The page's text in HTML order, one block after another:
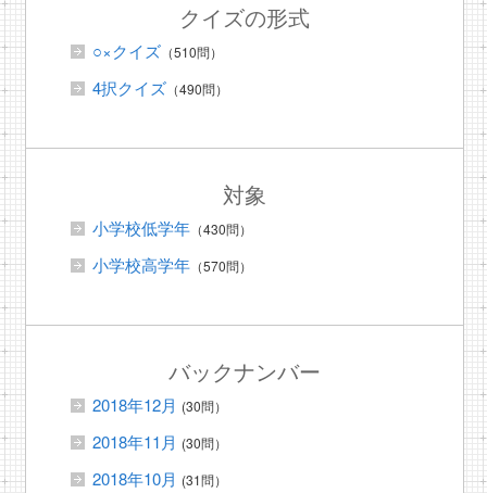
クイズの形式
○×クイズ（510問）
4択クイズ（490問）
対象
小学校低学年（430問）
小学校高学年（570問）
バックナンバー
2018年12月 (30問）
2018年11月 (30問）
2018年10月 (31問）